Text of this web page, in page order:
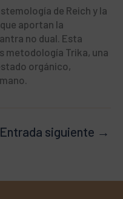
de Reich y la
aportan la
no dual. Esta
metodología Trika, una
orgánico,
Entrada siguiente →